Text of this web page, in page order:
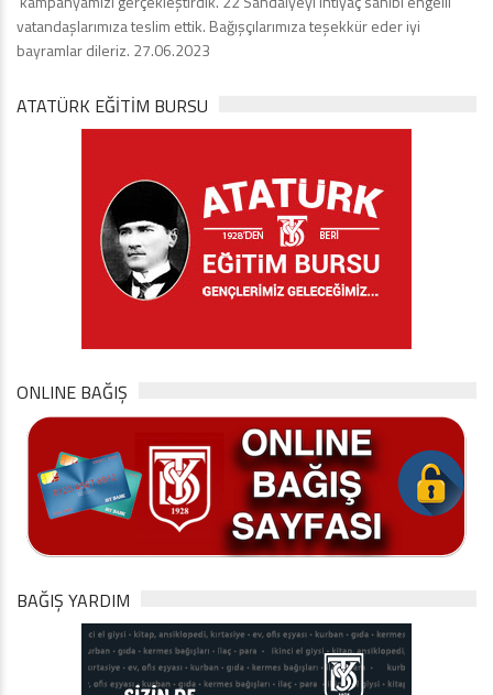
vatandaşlarımıza teslim ettik. Bağışçılarımıza teşekkür eder iyi
bayramlar dileriz. 27.06.2023
ATATÜRK EĞITIM BURSU
ONLINE BAĞIŞ
BAĞIŞ YARDIM